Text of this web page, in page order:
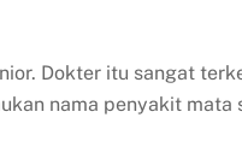
Dokter itu sangat
nama penyakit mata